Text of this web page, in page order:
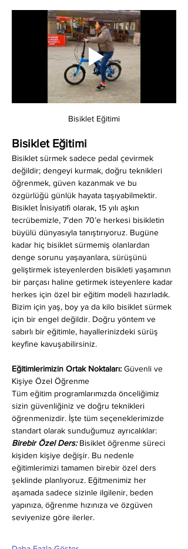
Bisiklet Eğitimi
Bisiklet Eğitimi
Bisiklet sürmek sadece pedal çevirmek
değildir; dengeyi kurmak, doğru teknikleri
öğrenmek, güven kazanmak ve bu
özgürlüğü günlük hayata taşıyabilmektir.
Bisiklet İnisiyatifi olarak, 15 yılı aşkın
tecrübemizle, 7’den 70’e herkesi bisikletin
büyülü dünyasıyla tanıştırıyoruz. Bugüne
kadar hiç bisiklet sürmemiş olanlardan
denge sorunu yaşayanlara, sürüşünü
geliştirmek isteyenlerden bisikleti yaşamının
bir parçası haline getirmek isteyenlere kadar
herkes için özel bir eğitim modeli hazırladık.
Bizim için yaş, boy ya da kilo bisiklet sürmek
için bir engel değildir. Doğru yöntem ve
sabırlı bir eğitimle, hayallerinizdeki sürüş
keyfine kavuşabilirsiniz.
Eğitimlerimizin Ortak Noktaları: Güvenli ve
Kişiye Özel Öğrenme
Tüm eğitim programlarımızda önceliğimiz
sizin güvenliğiniz ve doğru teknikleri
öğrenmenizdir. İşte tüm seçeneklerimizde
standart olarak sunduğumuz ayrıcalıklar:
Birebir Özel Ders: Bisiklet öğrenme süreci
kişiden kişiye değişir. Bu nedenle
eğitimlerimizi tamamen birebir özel ders
şeklinde planlıyoruz. Eğitmenimiz her
aşamada sadece sizinle ilgilenir, beden
yapınıza, öğrenme hızınıza ve özgüven
seviyenize göre ilerler.